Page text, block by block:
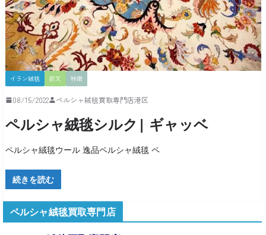
イラン絨毯 前文 特徴
08/15/2022 ペルシャ絨毯買取専門店港区
ペルシャ絨毯シルク| ギャッベ
ペルシャ絨毯ウール 逸品ペルシャ絨毯 ペ
続きを読む
ペルシャ絨毯買取専門店